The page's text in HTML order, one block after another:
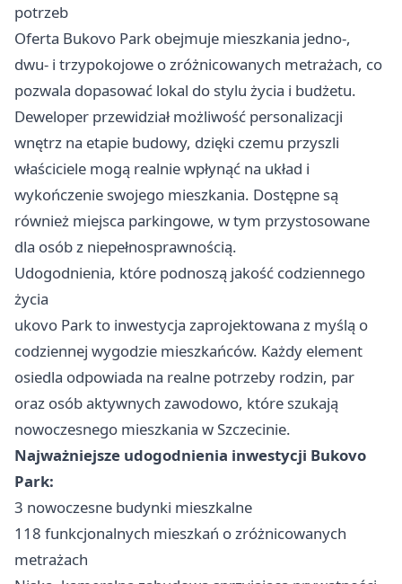
potrzeb
Oferta Bukovo Park obejmuje mieszkania jedno-,
dwu- i trzypokojowe o zróżnicowanych metrażach, co
pozwala dopasować lokal do stylu życia i budżetu.
Deweloper przewidział możliwość personalizacji
wnętrz na etapie budowy, dzięki czemu przyszli
właściciele mogą realnie wpłynąć na układ i
wykończenie swojego mieszkania. Dostępne są
również miejsca parkingowe, w tym przystosowane
dla osób z niepełnosprawnością.
Udogodnienia, które podnoszą jakość codziennego
życia
ukovo Park to inwestycja zaprojektowana z myślą o
codziennej wygodzie mieszkańców. Każdy element
osiedla odpowiada na realne potrzeby rodzin, par
oraz osób aktywnych zawodowo, które szukają
nowoczesnego mieszkania w Szczecinie.
Najważniejsze udogodnienia inwestycji Bukovo
Park:
3 nowoczesne budynki mieszkalne
118 funkcjonalnych mieszkań o zróżnicowanych
metrażach